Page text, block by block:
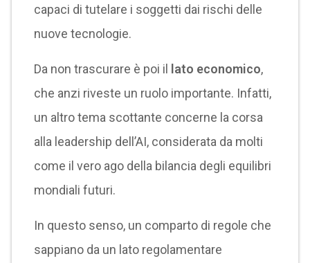
capaci di tutelare i soggetti dai rischi delle
nuove tecnologie.
Da non trascurare è poi il lato economico,
che anzi riveste un ruolo importante. Infatti,
un altro tema scottante concerne la corsa
alla leadership dell’AI, considerata da molti
come il vero ago della bilancia degli equilibri
mondiali futuri.
In questo senso, un comparto di regole che
sappiano da un lato regolamentare